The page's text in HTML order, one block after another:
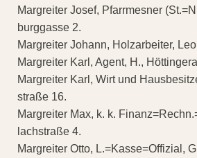
Margreiter Josef, Pfarrmesner
burggasse 2.
Margreiter Johann, Holzarbeiter,
Margreiter Karl, Agent, H.,
Margreiter Karl, Wirt und
straße 16.
Margreiter Max, k. k.
lachstraße 4.
Margreiter Otto, L.=Kasse=Offizial,